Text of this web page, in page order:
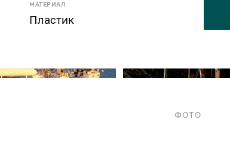
МАТЕРИАЛ
Пластик
ФОТО